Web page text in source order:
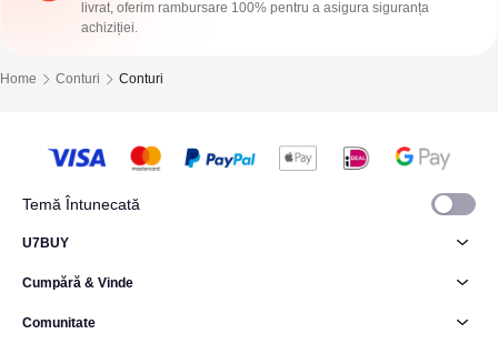
livrat, oferim rambursare 100% pentru a asigura siguranța
achiziției.
Home Conturi Conturi
Temă Întunecată
U7BUY
Cumpără & Vinde
Comunitate